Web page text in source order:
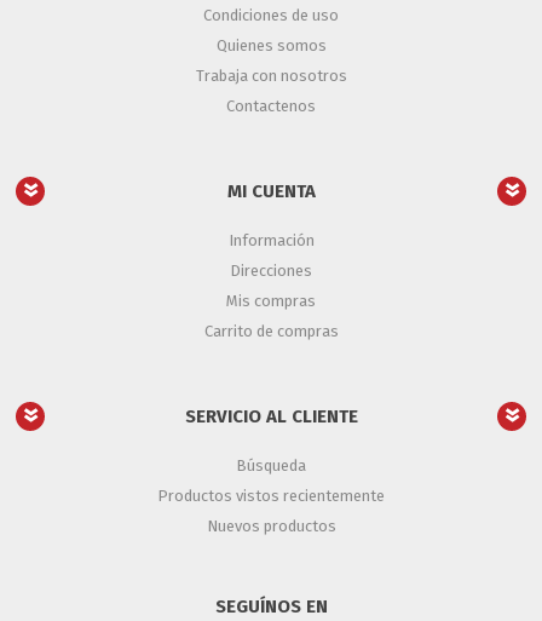
Condiciones de uso
Quienes somos
Trabaja con nosotros
Contactenos
MI CUENTA
Información
Direcciones
Mis compras
Carrito de compras
SERVICIO AL CLIENTE
Búsqueda
Productos vistos recientemente
Nuevos productos
SEGUÍNOS EN